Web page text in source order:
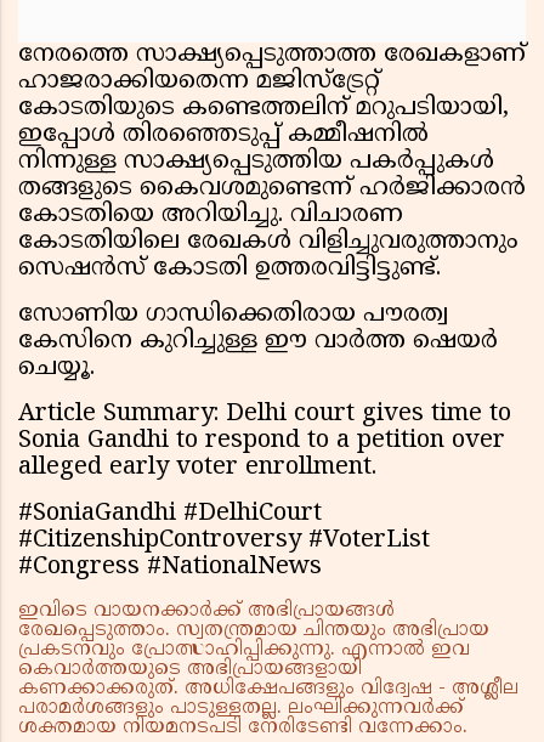
നേരത്തെ സാക്ഷ്യപ്പെടുത്താത്ത രേഖകളാണ്
ഹാജരാക്കിയതെന്ന മജിസ്ട്രേറ്റ്
കോടതിയുടെ കണ്ടെത്തലിന് മറുപടിയായി,
ഇപ്പോൾ തിരഞ്ഞെടുപ്പ് കമ്മീഷനിൽ
നിന്നുള്ള സാക്ഷ്യപ്പെടുത്തിയ പകർപ്പുകൾ
തങ്ങളുടെ കൈവശമുണ്ടെന്ന് ഹർജിക്കാരൻ
കോടതിയെ അറിയിച്ചു. വിചാരണ
കോടതിയിലെ രേഖകൾ വിളിച്ചുവരുത്താനും
സെഷൻസ് കോടതി ഉത്തരവിട്ടിട്ടുണ്ട്.
സോണിയ ഗാന്ധിക്കെതിരായ പൗരത്വ
കേസിനെ കുറിച്ചുള്ള ഈ വാർത്ത ഷെയർ
ചെയ്യൂ.
Article Summary: Delhi court gives time to
Sonia Gandhi to respond to a petition over
alleged early voter enrollment.
#SoniaGandhi #DelhiCourt
#CitizenshipControversy #VoterList
#Congress #NationalNews
ഇവിടെ വായനക്കാർക്ക് അഭിപ്രായങ്ങൾ
രേഖപ്പെടുത്താം. സ്വതന്ത്രമായ ചിന്തയും അഭിപ്രായ
പ്രകടനവും പ്രോത്സാഹിപ്പിക്കുന്നു. എന്നാൽ ഇവ
കെവാർത്തയുടെ അഭിപ്രായങ്ങളായി
കണക്കാക്കരുത്. അധിക്ഷേപങ്ങളും വിദ്വേഷ - അശ്ലീല
പരാമർശങ്ങളും പാടുള്ളതല്ല. ലംഘിക്കുന്നവർക്ക്
ശക്തമായ നിയമനടപടി നേരിടേണ്ടി വന്നേക്കാം.